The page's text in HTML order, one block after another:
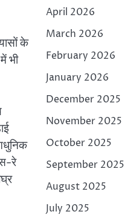
के
भी
रे
April 2026
March 2026
February 2026
January 2026
December 2025
November 2025
October 2025
September 2025
August 2025
July 2025